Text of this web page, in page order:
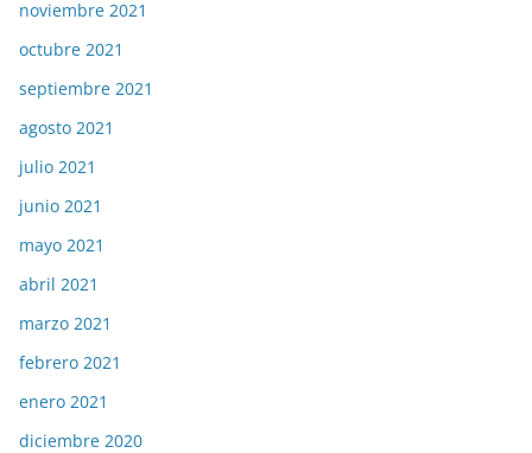
noviembre 2021
octubre 2021
septiembre 2021
agosto 2021
julio 2021
junio 2021
mayo 2021
abril 2021
marzo 2021
febrero 2021
enero 2021
diciembre 2020